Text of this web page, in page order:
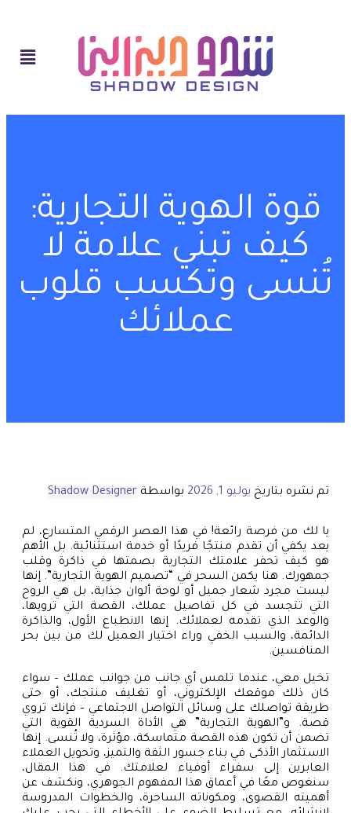
قوة الهوية التجارية:
كيف تبني علامة لا
تُنسى وتكسب قلوب
عملائك
تم نشره بتاريخ يوليو 1, 2026 بواسطة Shadow Designer
يا لك من فرصة رائعة! في هذا العصر الرقمي المتسارع، لم
يعد يكفي أن تقدم منتجًا فريدًا أو خدمة استثنائية. بل الأهم
هو كيف تحفر علامتك التجارية بصمتها في ذاكرة وقلب
جمهورك. هنا يكمن السحر في “تصميم الهوية التجارية”. إنها
ليست مجرد شعار جميل أو لوحة ألوان جذابة، بل هي الروح
التي تتجسد في كل تفاصيل عملك، القصة التي ترويها،
والوعد الذي تقدمه لعملائك. إنها الانطباع الأول، والذاكرة
الدائمة، والسبب الخفي وراء اختيار العميل لك من بين بحر
المنافسين.
تخيل معي، عندما تلمس أي جانب من جوانب عملك – سواء
كان ذلك موقعك الإلكتروني، أو تغليف منتجك، أو حتى
طريقة تواصلك على وسائل التواصل الاجتماعي – فإنك تروي
قصة. و”الهوية التجارية” هي الأداة السردية القوية التي
تضمن أن تكون هذه القصة متماسكة، مؤثرة، ولا تُنسى. إنها
الاستثمار الأذكى في بناء جسور الثقة والتميز، وتحويل العملاء
العابرين إلى سفراء أوفياء لعلامتك. في هذا المقال،
سنغوص معًا في أعماق هذا المفهوم الجوهري، ونكشف عن
أهميته القصوى، ومكوناته الساحرة، والخطوات المدروسة